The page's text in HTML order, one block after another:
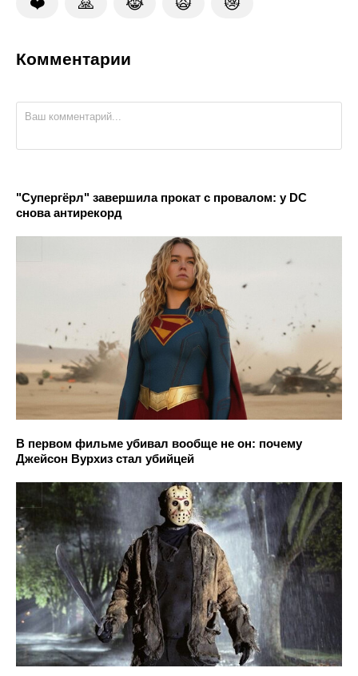
Комментарии
"Супергёрл" завершила прокат с провалом: у DC
снова антирекорд
В первом фильме убивал вообще не он: почему
Джейсон Вурхиз стал убийцей